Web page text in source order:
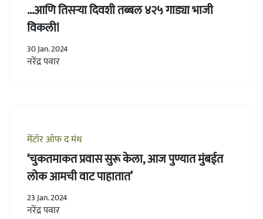
...आणि तिसऱ्या दिवशी तब्बल ४२५ गाड्या भाजी
विकली!
30 Jan. 2024
नरेंद्र पवार
मेंटॉर ऑफ द मंथ
‘चुकतमाकत प्रवास सुरू केला, आज पुण्यात मुंबईत
लोक आमची वाट पाहातात’
23 Jan. 2024
नरेंद्र पवार